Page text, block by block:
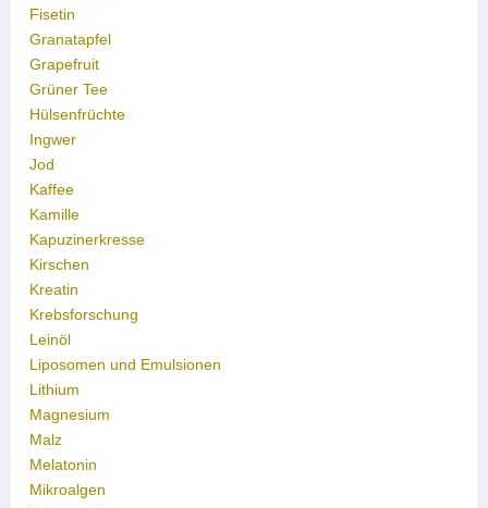
Fisetin
Granatapfel
Grapefruit
Grüner Tee
Hülsenfrüchte
Ingwer
Jod
Kaffee
Kamille
Kapuzinerkresse
Kirschen
Kreatin
Krebsforschung
Leinöl
Liposomen und Emulsionen
Lithium
Magnesium
Malz
Melatonin
Mikroalgen